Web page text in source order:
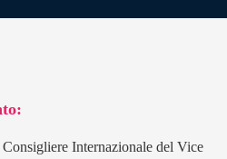
Consigliere Internazionale del Vice